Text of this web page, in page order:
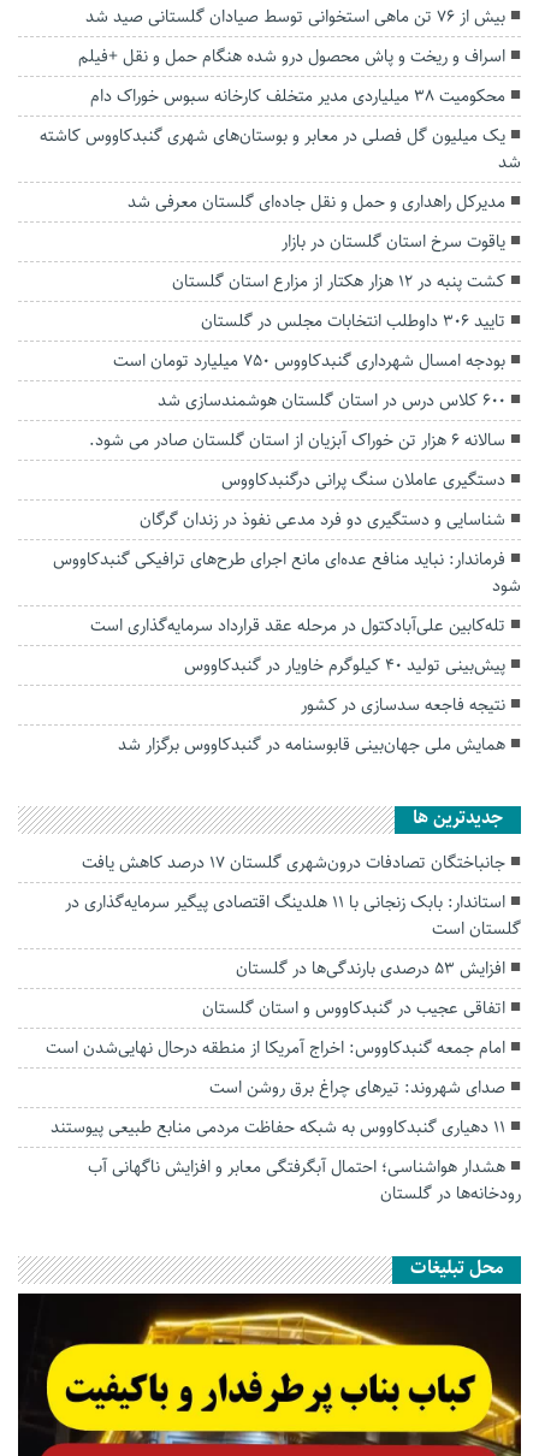
بیش از ۷۶ تن ماهی استخوانی توسط صیادان گلستانی صید شد
اسراف و ریخت و پاش محصول درو شده هنگام حمل و نقل +فیلم
محکومیت ۳۸ میلیاردی مدیر متخلف کارخانه سبوس خوراک دام
یک میلیون گل فصلی در معابر و بوستان‌های شهری گنبدکاووس کاشته
شد
مدیرکل راهداری و حمل و نقل جاده‌ای گلستان معرفی شد
یاقوت سرخ استان گلستان در بازار
کشت پنبه در ۱۲ هزار هکتار از مزارع استان گلستان
تایید ۳۰۶ داوطلب انتخابات مجلس در گلستان
بودجه امسال شهرداری گنبدکاووس ۷۵۰ میلیارد تومان است
۶۰۰ کلاس درس در استان گلستان هوشمندسازی شد
سالانه ۶ هزار تن خوراک آبزیان از استان گلستان صادر می شود.
دستگیری عاملان سنگ پرانی درگنبدکاووس
شناسایی و دستگیری دو فرد مدعی نفوذ در زندان گرگان
فرماندار: نباید منافع عده‌ای مانع اجرای طرح‌های ترافیکی گنبدکاووس
شود
تله‌کابین علی‌آبادکتول در مرحله عقد قرارداد سرمایه‌گذاری است
پیش‌بینی تولید ۴۰ کیلوگرم خاویار در گنبدکاووس
نتیجه فاجعه سدسازی در کشور
همایش ملی جهان‌بینی قابوسنامه در گنبدکاووس برگزار شد
جديدترين ها
جانباختگان تصادفات درون‌شهری گلستان ۱۷ درصد کاهش یافت
استاندار: بابک زنجانی با ۱۱ هلدینگ اقتصادی پیگیر سرمایه‌گذاری در
گلستان است
افزایش ۵۳ درصدی بارندگی‌ها در گلستان
اتفاقی عجیب در‌ گنبدکاووس و استان گلستان
امام جمعه گنبدکاووس: اخراج آمریکا از منطقه درحال نهایی‌شدن است
صدای شهروند: تیرهای چراغ برق روشن است
۱۱ دهیاری گنبدکاووس به شبکه حفاظت مردمی منابع طبیعی پیوستند
هشدار هواشناسی؛ احتمال آبگرفتگی معابر و افزایش ناگهانی آب
رودخانه‌ها در گلستان
محل تبلیغات